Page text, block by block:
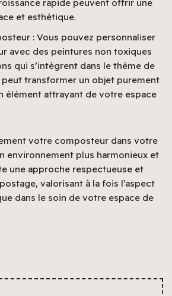
rapide peuvent offrir une
et esthétique.
: Vous pouvez personnaliser
avec des peintures non toxiques
qui s’intègrent dans le thème de
peut transformer un objet purement
élément attrayant de votre espace
votre composteur dans votre
environnement plus harmonieux et
une approche respectueuse et
valorisant à la fois l’aspect
dans le soin de votre espace de